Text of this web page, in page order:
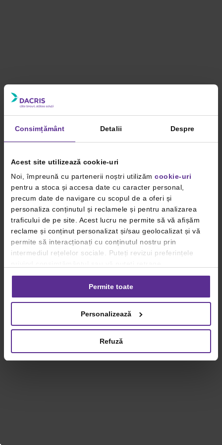
Consimțământ Detalii Despre
Acest site utilizează cookie-uri
Noi, împreună cu partenerii noștri utilizăm cookie-uri
pentru a stoca și accesa date cu caracter personal,
precum date de navigare cu scopul de a oferi și
personaliza conținutul și reclamele și pentru analizarea
traficului de pe site. Acest lucru ne permite să vă afișăm
reclame și conținut personalizat și/sau geolocalizat și vă
permite să interacționați cu conținutul nostru prin
intermediul rețelelor sociale. Puteți revizui preferințele
consimțământul oricând, făcând click pe linkul către
setările dvs. de cookie-uri.
privind utilizarea modulelor cookie.Detalii
Permite toate
Personalizează
Refuză